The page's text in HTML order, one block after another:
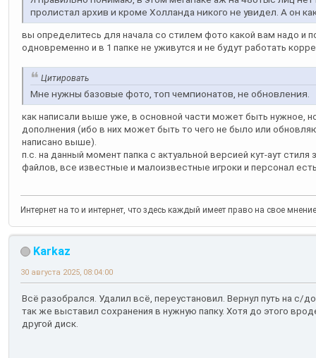
пролистал архив и кроме Холланда никого не увидел. А он
вы определитесь для начала со стилем фото какой вам надо и
одновременно и в 1 папке не уживутся и не будут работать
Цитировать
Мне нужны базовые фото, топ чемпионатов, не обновления.
как написали выше уже, в основной части может быть нужное,
дополнения (ибо в них может быть то чего не было или
написано выше).
п.с. на данный момент папка с актуальной версией кут-аут стиля
файлов, все известные и малоизвестные игроки и персонал
Интернет на то и интернет, что здесь каждый имеет право на свое
Karkaz
30 августа 2025, 08:04:00
Всё разобрался. Удалил всё, переустановил. Вернул путь на с/
так же выставил сохранения в нужную папку. Хотя до этого
другой диск.